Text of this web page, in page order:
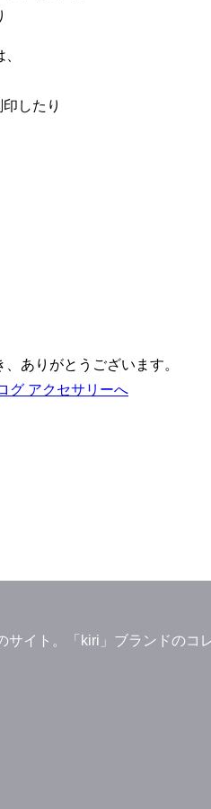
したり
ありがとうございます。
イト。「kiri」ブランドのコ